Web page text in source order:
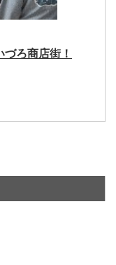
ろ商店街！